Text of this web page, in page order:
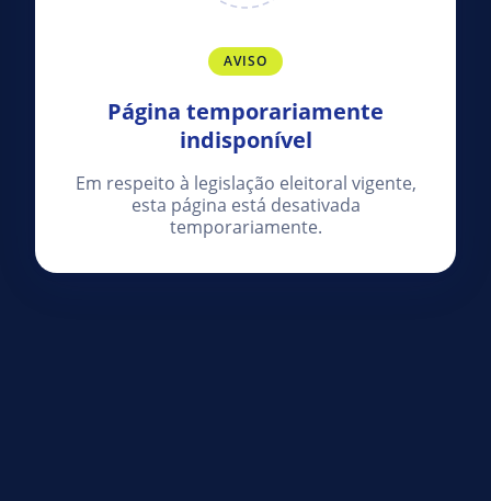
AVISO
Página temporariamente
indisponível
Em respeito à legislação eleitoral vigente,
esta página está desativada
temporariamente.